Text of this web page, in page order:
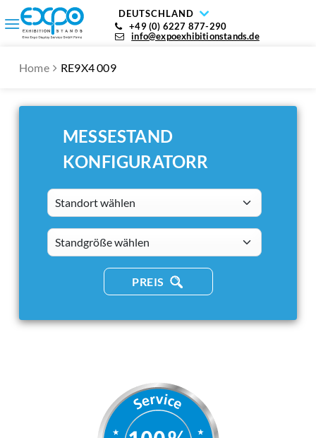
DEUTSCHLAND
+49 (0) 6227 877-290
info@expoexhibitionstands.de
Home RE9X4 009
MESSESTAND
KONFIGURATORR
Standort wählen
standsizes
PREIS